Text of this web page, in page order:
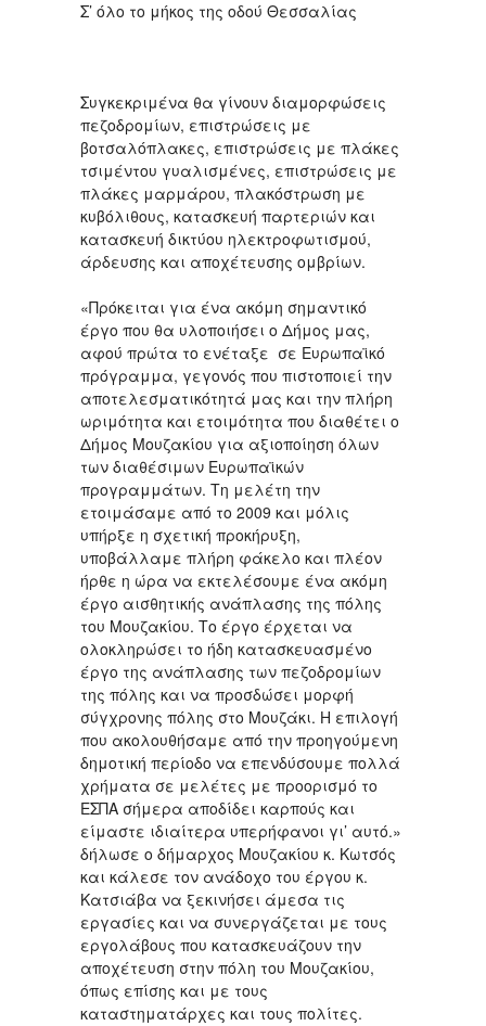
Σ’ όλο το μήκος της οδού Θεσσαλίας
Συγκεκριμένα θα γίνουν διαμορφώσεις
πεζοδρομίων, επιστρώσεις με
βοτσαλόπλακες, επιστρώσεις με πλάκες
τσιμέντου γυαλισμένες, επιστρώσεις με
πλάκες μαρμάρου, πλακόστρωση με
κυβόλιθους, κατασκευή παρτεριών και
κατασκευή δικτύου ηλεκτροφωτισμού,
άρδευσης και αποχέτευσης ομβρίων.
«Πρόκειται για ένα ακόμη σημαντικό
έργο που θα υλοποιήσει ο Δήμος μας,
αφού πρώτα το ενέταξε σε Ευρωπαϊκό
πρόγραμμα, γεγονός που πιστοποιεί την
αποτελεσματικότητά μας και την πλήρη
ωριμότητα και ετοιμότητα που διαθέτει ο
Δήμος Μουζακίου για αξιοποίηση όλων
των διαθέσιμων Ευρωπαϊκών
προγραμμάτων. Τη μελέτη την
ετοιμάσαμε από το 2009 και μόλις
υπήρξε η σχετική προκήρυξη,
υποβάλλαμε πλήρη φάκελο και πλέον
ήρθε η ώρα να εκτελέσουμε ένα ακόμη
έργο αισθητικής ανάπλασης της πόλης
του Μουζακίου. Το έργο έρχεται να
ολοκληρώσει το ήδη κατασκευασμένο
έργο της ανάπλασης των πεζοδρομίων
της πόλης και να προσδώσει μορφή
σύγχρονης πόλης στο Μουζάκι. Η επιλογή
που ακολουθήσαμε από την προηγούμενη
δημοτική περίοδο να επενδύσουμε πολλά
χρήματα σε μελέτες με προορισμό το
ΕΣΠΑ σήμερα αποδίδει καρπούς και
είμαστε ιδιαίτερα υπερήφανοι γι’ αυτό.»
δήλωσε ο δήμαρχος Μουζακίου κ. Κωτσός
και κάλεσε τον ανάδοχο του έργου κ.
Κατσιάβα να ξεκινήσει άμεσα τις
εργασίες και να συνεργάζεται με τους
εργολάβους που κατασκευάζουν την
αποχέτευση στην πόλη του Μουζακίου,
όπως επίσης και με τους
καταστηματάρχες και τους πολίτες.